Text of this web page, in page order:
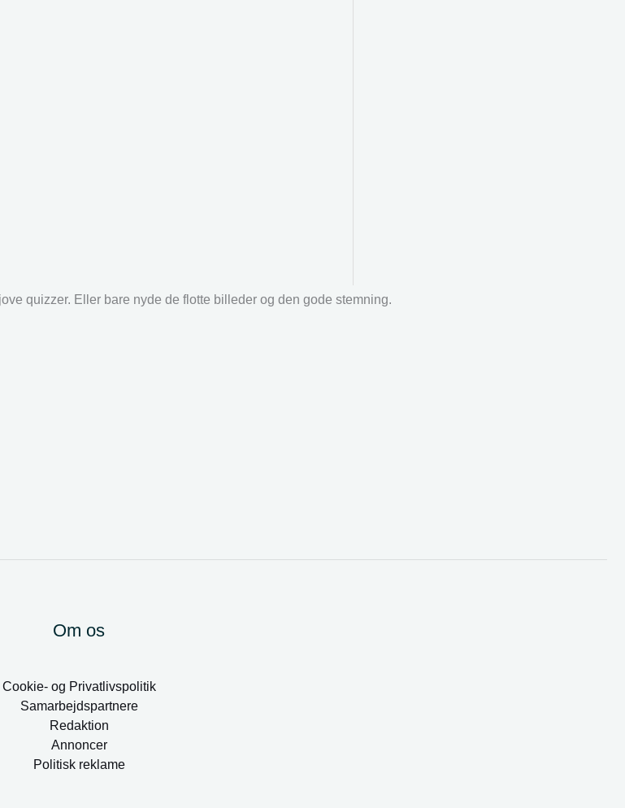
quizzer. Eller bare nyde de flotte billeder og den gode stemning.
Om os
Cookie- og Privatlivspolitik
Samarbejdspartnere
Redaktion
Annoncer
Politisk reklame